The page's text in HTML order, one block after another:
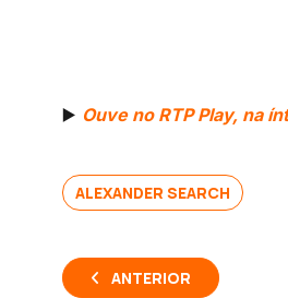
▶️ Ouve no RTP Play, na
ALEXANDER SEARCH
ANTERIOR